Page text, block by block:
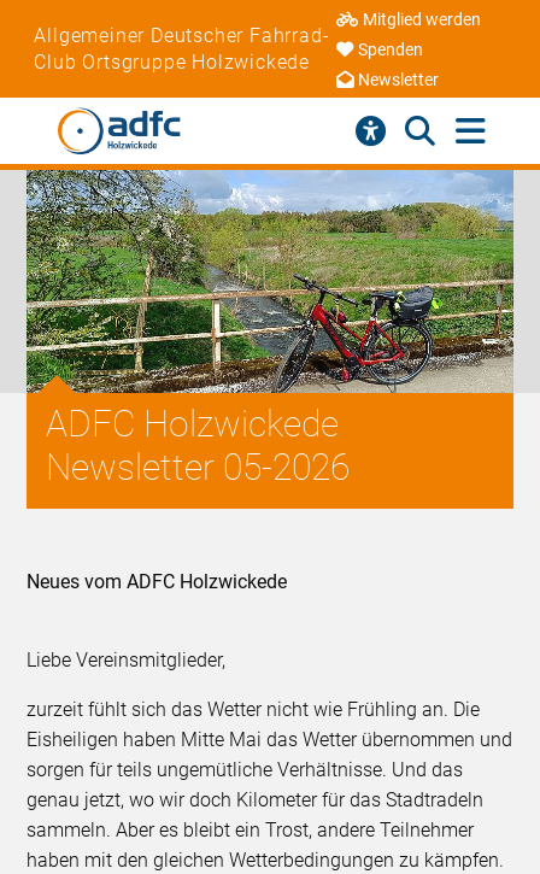
Allgemeiner Deutscher Fahrrad-
Club Ortsgruppe Holzwickede
Mitglied werden
Spenden
Newsletter
ADFC Holzwickede
Newsletter 05-2026
Neues vom ADFC Holzwickede
Liebe Vereinsmitglieder,
zurzeit fühlt sich das Wetter nicht wie Frühling an. Die
Eisheiligen haben Mitte Mai das Wetter übernommen und
sorgen für teils ungemütliche Verhältnisse. Und das
genau jetzt, wo wir doch Kilometer für das Stadtradeln
sammeln. Aber es bleibt ein Trost, andere Teilnehmer
haben mit den gleichen Wetterbedingungen zu kämpfen.